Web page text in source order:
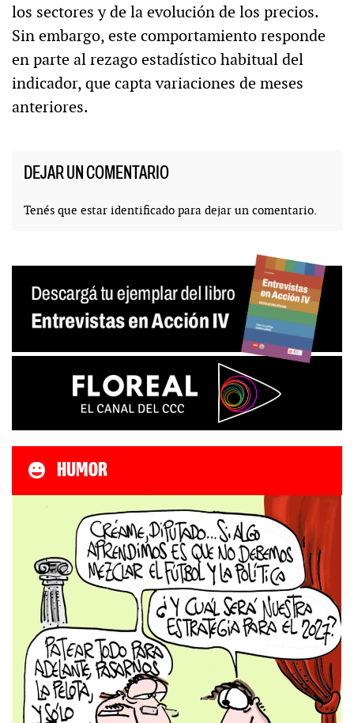
los sectores y de la evolución de los precios.
Sin embargo, este comportamiento responde
en parte al rezago estadístico habitual del
indicador, que capta variaciones de meses
anteriores.
DEJAR UN COMENTARIO
Tenés que estar identificado para dejar un comentario.
HUMOR